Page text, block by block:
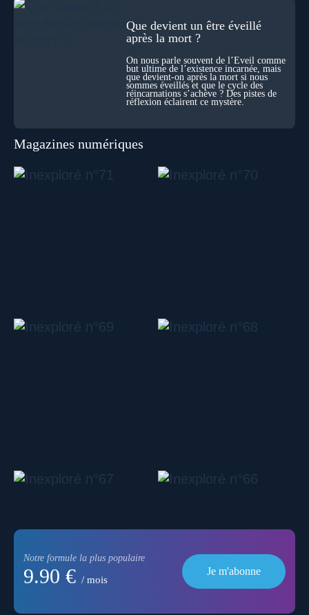
Que devient un être éveillé
après la mort ?
On nous parle souvent de l’Éveil comme
but ultime de l’existence incarnée, mais
que devient-on après la mort si nous
sommes éveillés et que le cycle des
réincarnations s’achève ? Des pistes de
réflexion éclairent ce mystère.
Magazines numériques
Notre formule la plus populaire
9.90 € / mois
Je m'abonne